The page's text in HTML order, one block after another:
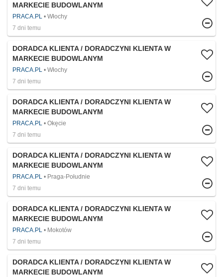
MARKECIE BUDOWLANYM
PRACA.PL
Włochy
7 dni temu
DORADCA KLIENTA / DORADCZYNI KLIENTA W
MARKECIE BUDOWLANYM
PRACA.PL
Włochy
7 dni temu
DORADCA KLIENTA / DORADCZYNI KLIENTA W
MARKECIE BUDOWLANYM
PRACA.PL
Okęcie
7 dni temu
DORADCA KLIENTA / DORADCZYNI KLIENTA W
MARKECIE BUDOWLANYM
PRACA.PL
Praga-Południe
7 dni temu
DORADCA KLIENTA / DORADCZYNI KLIENTA W
MARKECIE BUDOWLANYM
PRACA.PL
Mokotów
7 dni temu
DORADCA KLIENTA / DORADCZYNI KLIENTA W
MARKECIE BUDOWLANYM